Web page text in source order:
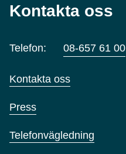
Kontakta oss
Telefon: 08-657 61 00
Kontakta oss
Press
Telefonvägledning